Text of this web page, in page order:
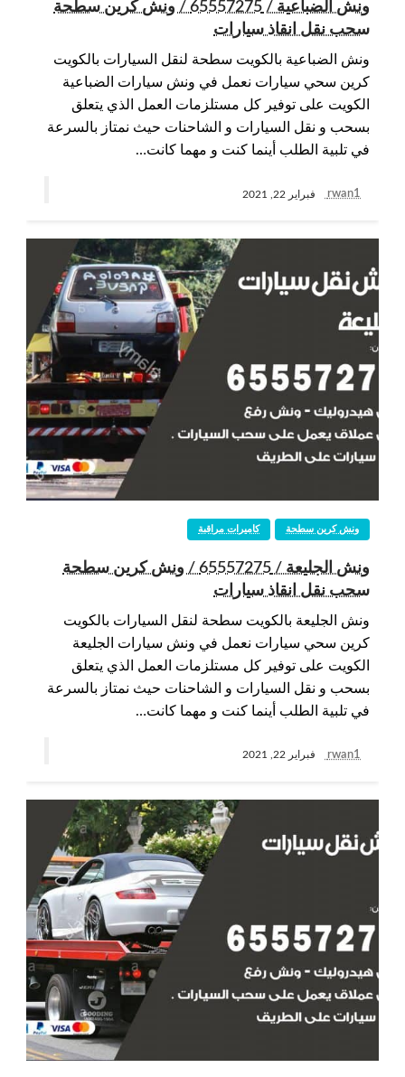
ونش الضباعية / 65557275 / ونش كرين سطحة
سحب نقل انقاذ سيارات
ونش الضباعية بالكويت سطحة لنقل السيارات بالكويت
كرين سحي سيارات نعمل في ونش سيارات الضباعية
الكويت على توفير كل مستلزمات العمل الذي يتعلق
بسحب و نقل السيارات و الشاحنات حيث نمتاز بالسرعة
في تلبية الطلب أينما كنت و مهما كانت…
rwan1 فبراير 22, 2021
كاميرات مراقبة ونش كرين سطحة
ونش الجليعة / 65557275 / ونش كرين سطحة
سحب نقل انقاذ سيارات
ونش الجليعة بالكويت سطحة لنقل السيارات بالكويت
كرين سحي سيارات نعمل في ونش سيارات الجليعة
الكويت على توفير كل مستلزمات العمل الذي يتعلق
بسحب و نقل السيارات و الشاحنات حيث نمتاز بالسرعة
في تلبية الطلب أينما كنت و مهما كانت…
rwan1 فبراير 22, 2021